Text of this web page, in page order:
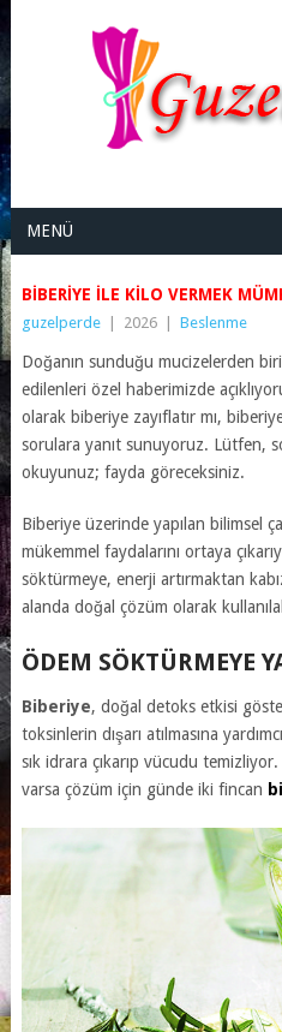
MENÜ
BIBERIYE ILE KILO VERMEK
guzelperde 2026 Beslenme
Doğanın sunduğu mucizelerden
edilenleri özel haberimizde
olarak biberiye zayıflatır mı,
sorulara yanıt sunuyoruz. Lütfen,
okuyunuz; fayda göreceksiniz.
Biberiye üzerinde yapılan bilimsel
mükemmel faydalarını ortaya
söktürmeye, enerji artırmaktan
alanda doğal çözüm olarak
ÖDEM SÖKTÜRMEYE
Biberiye, doğal detoks etkisi
toksinlerin dışarı atılmasına
sık idrara çıkarıp vücudu
varsa çözüm için günde iki fincan